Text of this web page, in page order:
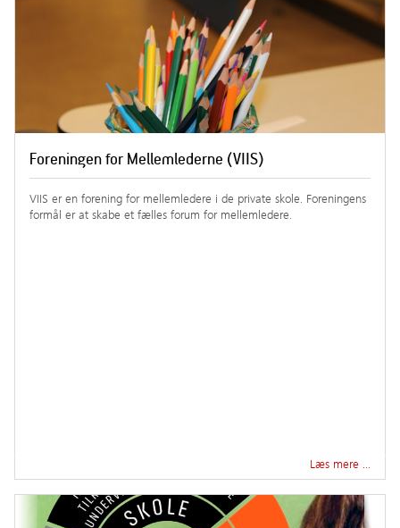
Foreningen for Mellemlederne (VIIS)
VIIS er en forening for mellemledere i de private skole. Foreningens
formål er at skabe et fælles forum for mellemledere.
Læs mere …